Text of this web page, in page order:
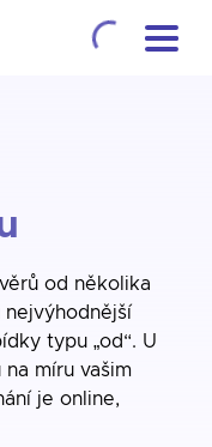
od několika
typu „od“. U
míru vašim
je online,